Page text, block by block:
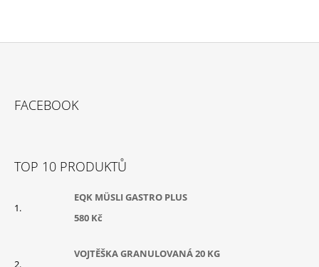
FACEBOOK
TOP 10 PRODUKTŮ
EQK MÜSLI GASTRO PLUS
580 Kč
VOJTĚŠKA GRANULOVANÁ 20 KG